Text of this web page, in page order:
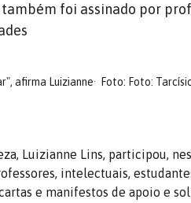
foi assinado por
afirma Luizianne Foto: Foto:
Luizianne Lins, participou,
intelectuais,
e manifestos de apoio e